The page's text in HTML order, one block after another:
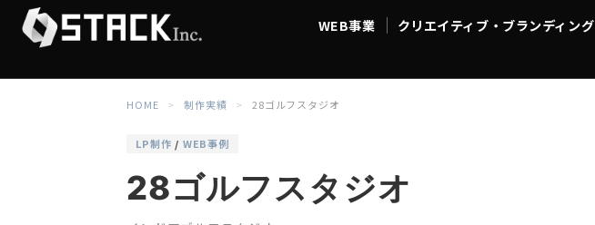
WEB事業 クリエイティブ・ブランディング
HOME 制作実績 28ゴルフスタジオ
LP制作 / WEB事例
28ゴルフスタジオ